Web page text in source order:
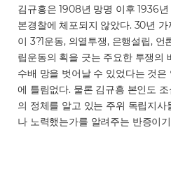
김규흥은 1908년 망명 이후 1936
본경찰에 체포되지 않았다. 30년
이 3?1운동, 의열투쟁, 은행설립,
립운동의 획을 긋는 주요한 투쟁의
수배 망을 벗어날 수 있었다는 것
에 틀림없다. 물론 김규흥 본인도
의 정체를 알고 있는 주위 독립지
나 노력했는가를 알려주는 반증이